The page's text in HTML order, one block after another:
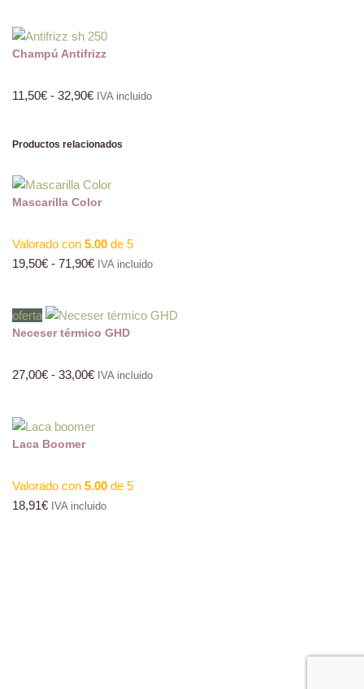
Champú Antifrizz
11,50€ - 32,90€ IVA incluido
Productos relacionados
Mascarilla Color
Valorado con 5.00 de 5
19,50€ - 71,90€ IVA incluido
oferta
Neceser térmico GHD
27,00€ - 33,00€ IVA incluido
Laca Boomer
Valorado con 5.00 de 5
18,91€ IVA incluido